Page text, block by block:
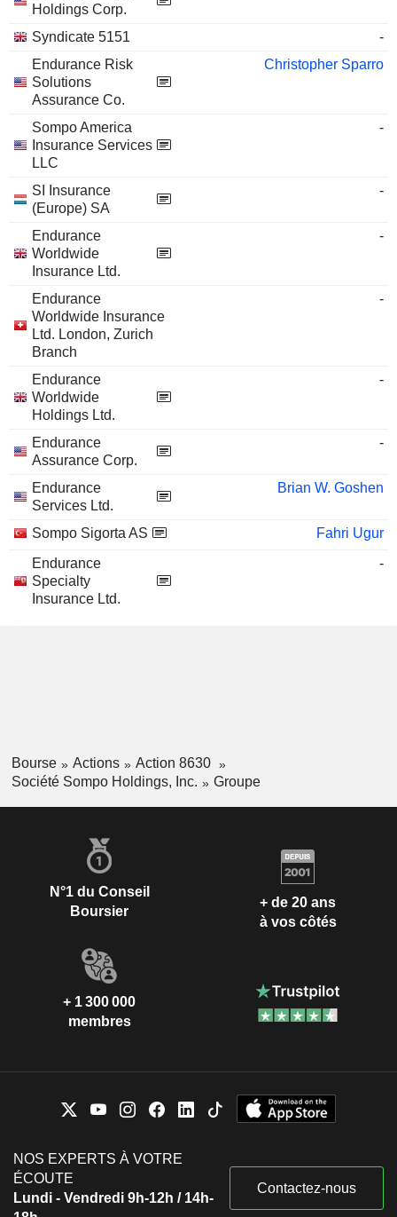
Holdings Corp.
Syndicate 5151
-
Endurance Risk
Solutions
Assurance Co.
Christopher Sparro
Sompo America
Insurance Services
LLC
-
SI Insurance
(Europe) SA
-
Endurance
Worldwide
Insurance Ltd.
-
Endurance
Worldwide Insurance
Ltd. London, Zurich
Branch
-
Endurance
Worldwide
Holdings Ltd.
-
Endurance
Assurance Corp.
-
Endurance
Services Ltd.
Brian W. Goshen
Sompo Sigorta AS
Fahri Ugur
Endurance
Specialty
Insurance Ltd.
-
Bourse Actions
Action 8630
Société Sompo Holdings, Inc.
Groupe
N°1 du Conseil
Boursier
+ de 20 ans
à vos côtés
+ 1 300 000
membres
NOS EXPERTS À VOTRE
ÉCOUTE
Lundi - Vendredi 9h-12h / 14h-
Contactez-nous